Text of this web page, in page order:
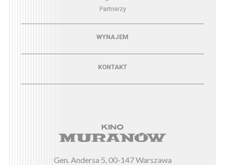
Partnerzy
Menu - wynajemWYNAJEM
KONTAKT
Gen. Andersa 5, 00-147 Warszawa